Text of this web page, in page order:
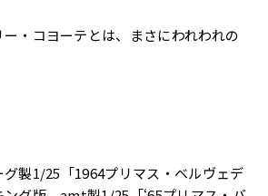
・コヨーテとは、
まさにわれわれの
製1/25「1964プリマス・ベルヴェデ